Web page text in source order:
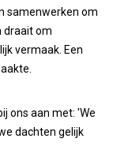
samenwerken om
draait om
vermaak. Een
ons aan met: 'We
dachten gelijk